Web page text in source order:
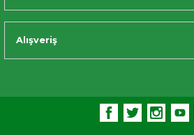
Alışveriş